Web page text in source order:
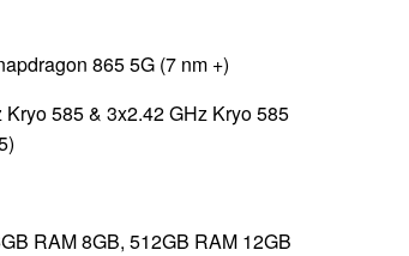
865 5G (7 nm +)
585 & 3x2.42 GHz Kryo 585
RAM 8GB, 512GB RAM 12GB